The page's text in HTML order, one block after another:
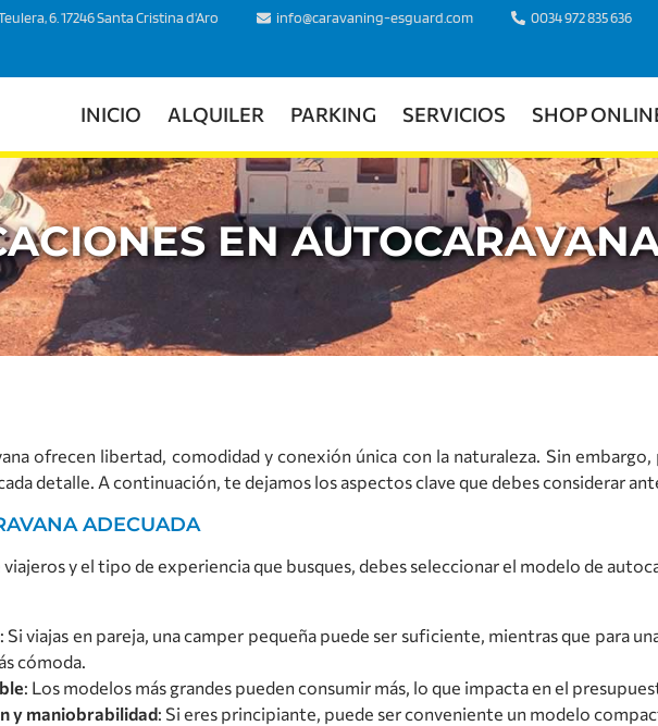
6. 17246 Santa Cristina d'Aro info@caravaning-esguard.com 0034 972 835 636
INICIO ALQUILER PARKING SERVICIOS SHOP
EN
ofrecen libertad, comodidad y conexión única con la naturaleza. Sin
detalle. A continuación, te dejamos los aspectos clave que debes considerar
ADECUADA
y el tipo de experiencia que busques, debes seleccionar el modelo de
: Si viajas en pareja, una camper pequeña puede ser suficiente, mientras que para
cómoda.
: Los modelos más grandes pueden consumir más, lo que impacta en el
y maniobrabilidad: Si eres principiante, puede ser conveniente un modelo